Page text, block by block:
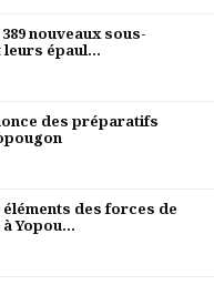
nouveaux sous-
épaul...
des préparatifs
éléments des forces de
Yopou...